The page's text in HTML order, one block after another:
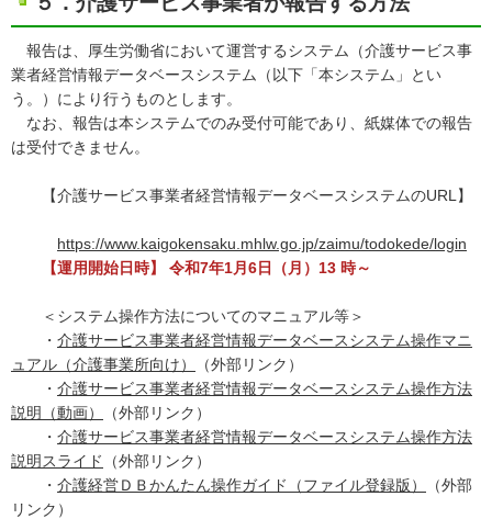
報告は、厚生労働省において運営するシステム（介護サービス事
業者経営情報データベースシステム（以下「本システム」とい
う。）により行うものとします。
なお、報告は本システムでのみ受付可能であり、紙媒体での報告
は受付できません。
【介護サービス事業者経営情報データベースシステムのURL】
https://www.kaigokensaku.mhlw.go.jp/zaimu/todokede/login
【運用開始日時】 令和7年1月6日（月）13 時～
＜システム操作方法についてのマニュアル等＞
・ 介護サービス事業者経営情報データベースシステム操作マニ
ュアル（介護事業所向け）
（外部リンク）
・ 介護サービス事業者経営情報データベースシステム操作方法
説明（動画）
（外部リンク）
・ 介護サービス事業者経営情報データベースシステム操作方法
説明スライド
（外部リンク）
・ 介護経営ＤＢかんたん操作ガイド（ファイル登録版）
（外部
リンク）